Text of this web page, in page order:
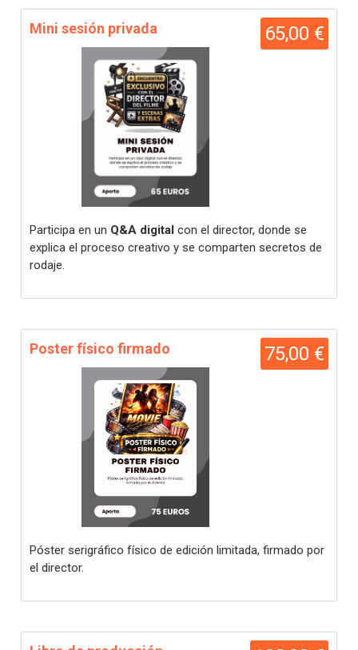
65,00 €
Mini sesión privada
Participa en un Q&A digital con el director, donde se
explica el proceso creativo y se comparten secretos de
rodaje.
75,00 €
Poster físico firmado
Póster serigráfico físico de edición limitada, firmado por
el director.